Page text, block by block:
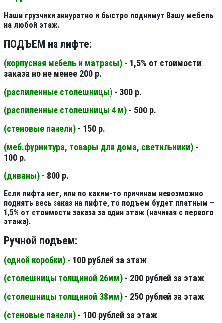
Наши грузчики аккуратно и быстро поднимут Вашу мебель
на любой этаж.
ПОДЪЕМ на лифте:
(корпусная мебель и матрасы) - 1,5% от стоимости
заказа но не менее 200 р.
(распиленные столешницы) - 300 р.
(распиленные столешницы 4 м) - 500 р.
(стеновые панели) - 150 р.
(меб.фурнитура, товары для дома, светильники) -
100 р.
(диваны) - 800 р.
Если лифта нет, или по каким-то причинам невозможно
поднять весь заказ на лифте, то подъем будет платным –
1,5% от стоимости заказа за один этаж (начиная с первого
этажа).
Ручной подъем:
(одной коробки) - 100 рублей за этаж
(столешницы толщиной 26мм) - 200 рублей за этаж
(столешницы толщиной 38мм) - 250 рублей за этаж
(стеновые панели) - 100 рублей за этаж